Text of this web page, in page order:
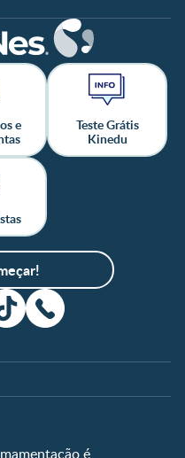
e
Teste Grátis
Kinedu
é